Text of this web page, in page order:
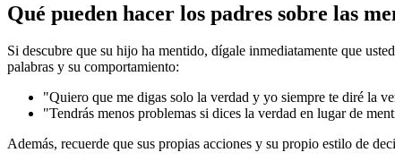
Qué pueden hacer los padres sobre las
Si descubre que su hijo ha mentido, dígale inmediatamente que
palabras y su comportamiento:
"Quiero que me digas solo la verdad y yo siempre te diré la
"Tendrás menos problemas si dices la verdad en lugar de
Además, recuerde que sus propias acciones y su propio estilo de